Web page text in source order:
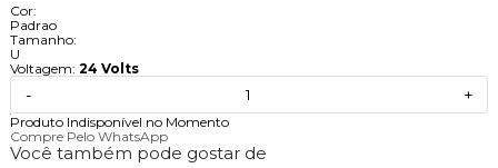
Cor:
Padrao
Tamanho:
U
Voltagem: 24 Volts
- +
Produto Indisponível no Momento
Compre Pelo WhatsApp
Você também pode gostar de